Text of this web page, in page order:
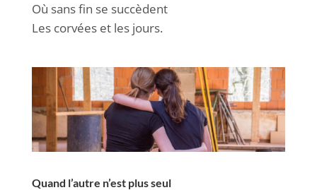
Où sans fin se succèdent
Les corvées et les jours.
Quand l’autre n’est plus seul